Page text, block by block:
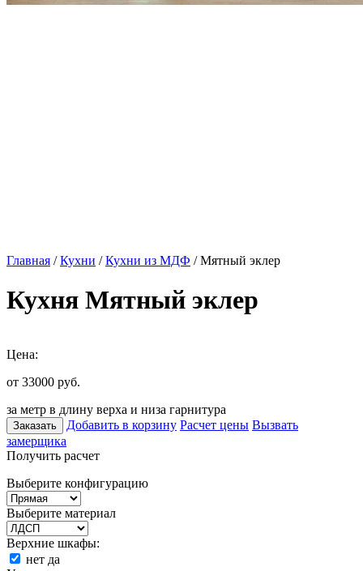
Главная /Кухни /Кухни из МДФ / Мятный эклер
Кухня Мятный эклер
Цена:
от 33000 руб.
за метр в длину верха и низа гарнитура
Заказать Добавить в корзину Расчет цены Вызвать
замерщика
Получить расчет
Выберите конфигурацию
Выберите материал
Верхние шкафы:
нет да